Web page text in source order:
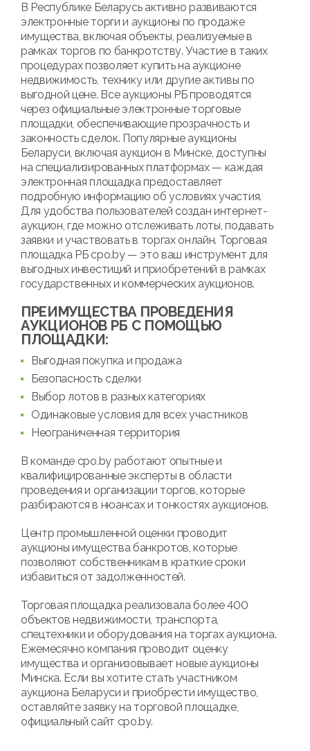
В Республике Беларусь активно развиваются
электронные торги и аукционы по продаже
имущества, включая объекты, реализуемые в
рамках торгов по банкротству. Участие в таких
процедурах позволяет купить на аукционе
недвижимость, технику или другие активы по
выгодной цене. Все аукционы РБ проводятся
через официальные электронные торговые
площадки, обеспечивающие прозрачность и
законность сделок. Популярные аукционы
Беларуси, включая аукцион в Минске, доступны
на специализированных платформах — каждая
электронная площадка предоставляет
подробную информацию об условиях участия.
Для удобства пользователей создан интернет-
аукцион, где можно отслеживать лоты, подавать
заявки и участвовать в торгах онлайн. Торговая
площадка РБ cpo.by — это ваш инструмент для
выгодных инвестиций и приобретений в рамках
государственных и коммерческих аукционов.
ПРЕИМУЩЕСТВА ПРОВЕДЕНИЯ
АУКЦИОНОВ РБ С ПОМОЩЬЮ
ПЛОЩАДКИ:
Выгодная покупка и продажа
Безопасность сделки
Выбор лотов в разных категориях
Одинаковые условия для всех участников
Неограниченная территория
В команде cpo.by работают опытные и
квалифицированные эксперты в области
проведения и организации торгов, которые
разбираются в нюансах и тонкостях аукционов.
Центр промышленной оценки проводит
аукционы имущества банкротов, которые
позволяют собственникам в краткие сроки
избавиться от задолженностей.
Торговая площадка реализовала более 400
объектов недвижимости, транспорта,
спецтехники и оборудования на торгах аукциона.
Ежемесячно компания проводит оценку
имущества и организовывает новые аукционы
Минска. Если вы хотите стать участником
аукциона Беларуси и приобрести имущество,
оставляйте заявку на торговой площадке,
официальный сайт cpo.by.